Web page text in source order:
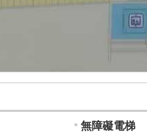
無障礙電梯